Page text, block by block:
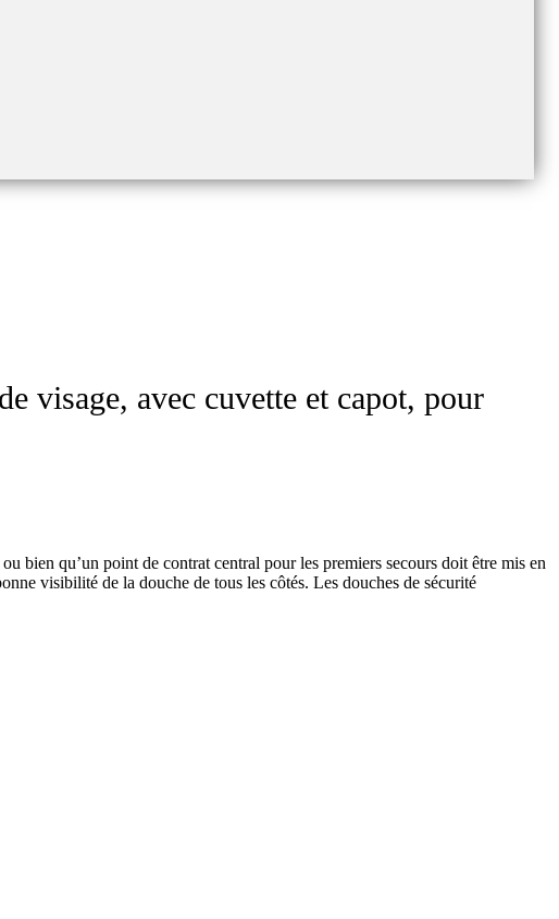
visage, avec cuvette et capot, pour
bien qu’un point de contrat central pour les premiers secours doit être mis en
visibilité de la douche de tous les côtés. Les douches de sécurité